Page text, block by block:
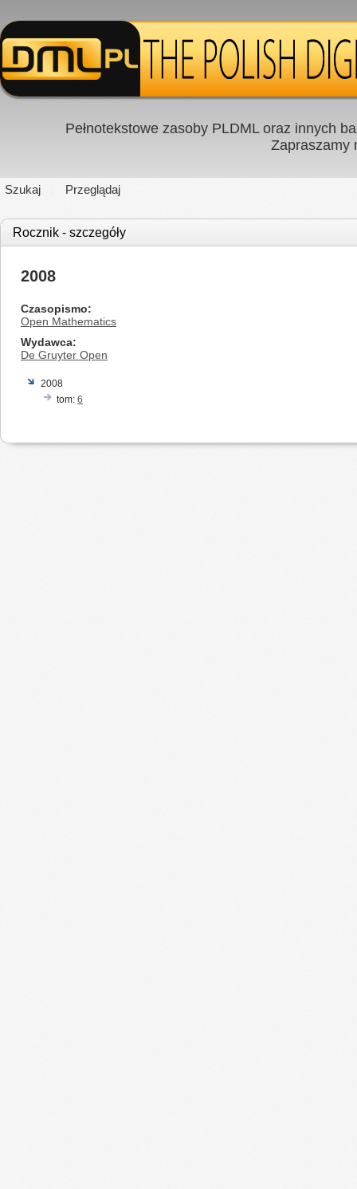
Pełnotekstowe zasoby PLDML oraz innych
Zapraszamy
Szukaj Przeglądaj
Rocznik - szczegóły
2008
Czasopismo
Open Mathematics
Wydawca
De Gruyter Open
2008
tom: 6